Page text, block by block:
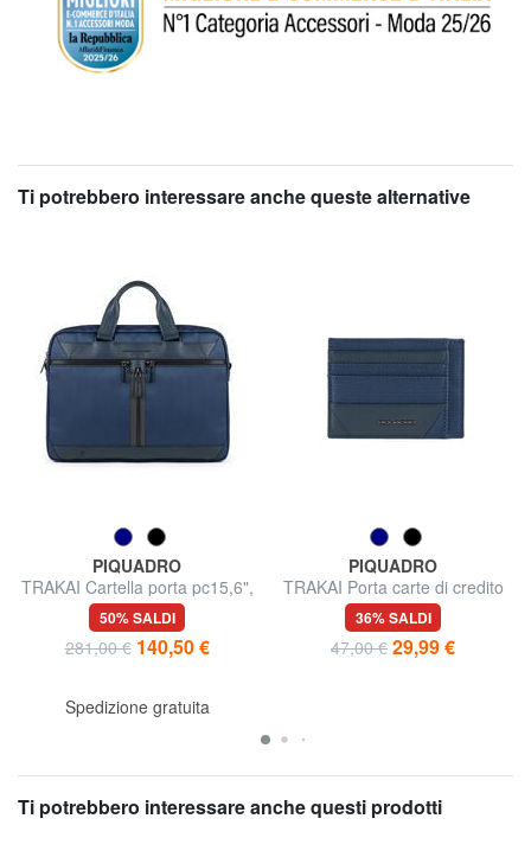
Ti potrebbero interessare anche queste alternative
PIQUADRO
TRAKAI Cartella porta pc15,6",
iPad 10.5''/9.7"
50% SALDI
281,00 € 140,50 €
Spedizione gratuita
PIQUADRO
TRAKAI Porta carte di credito
piatto
36% SALDI
47,00 € 29,99 €
Ti potrebbero interessare anche questi prodotti